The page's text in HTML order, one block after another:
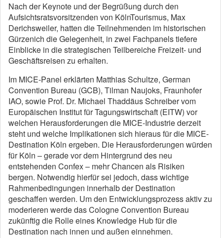
Nach der Keynote und der Begrüßung durch den
Aufsichtsratsvorsitzenden von KölnTourismus, Max
Derichsweiler, hatten die Teilnehmenden im historischen
Gürzenich die Gelegenheit, in zwei Fachpanels tiefere
Einblicke in die strategischen Teilbereiche Freizeit- und
Geschäftsreisen zu erhalten.
Im MICE-Panel erklärten Matthias Schultze, German
Convention Bureau (GCB), Tilman Naujoks, Fraunhofer
IAO, sowie Prof. Dr. Michael Thaddäus Schreiber vom
Europäischen Institut für Tagungswirtschaft (EITW) vor
welchen Herausforderungen die MICE-Industrie derzeit
steht und welche Implikationen sich hieraus für die MICE-
Destination Köln ergeben. Die Herausforderungen würden
für Köln – gerade vor dem Hintergrund des neu
entstehenden Confex – mehr Chancen als Risiken
bergen. Notwendig hierfür sei jedoch, dass wichtige
Rahmenbedingungen innerhalb der Destination
geschaffen werden. Um den Entwicklungsprozess aktiv zu
moderieren werde das Cologne Convention Bureau
zukünftig die Rolle eines Knowledge Hub für die
Destination nach innen und außen einnehmen.